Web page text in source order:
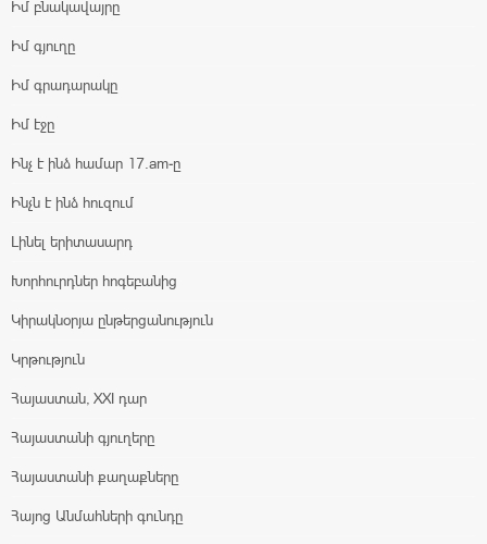
Իմ բնակավայրը
Իմ գյուղը
Իմ գրադարակը
Իմ էջը
Ինչ է ինձ համար 17.am-ը
Ինչն է ինձ հուզում
Լինել երիտասարդ
Խորհուրդներ հոգեբանից
Կիրակնօրյա ընթերցանություն
Կրթություն
Հայաստան, XXI դար
Հայաստանի գյուղերը
Հայաստանի քաղաքները
Հայոց Անմահների գունդը